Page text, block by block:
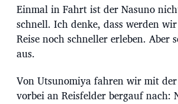
Einmal in Fahrt ist der Nasuno
schnell. Ich denke, dass werden
Reise noch schneller erleben. Aber
aus.
Von Utsunomiya fahren wir mit
vorbei an Reisfelder bergauf nach: